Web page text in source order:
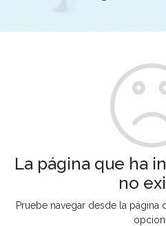
La página que ha
no
Pruebe navegar desde la